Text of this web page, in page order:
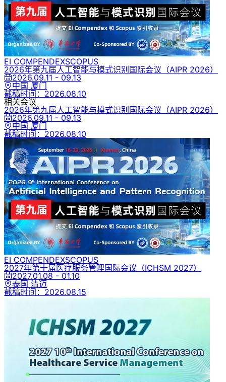
EI COMPENDEXSCOPUS
2026年第九届人工智能与模式识别国际会议 （AIPR 2026）
2026.09.11 - 09.13
中国 厦门
截稿时间： 2026.08.10
相关会议
2026年第九届人工智能与模式识别国际会议 （AIPR 2026）
2026.09.11 - 09.13
中国 厦门
截稿时间： 2026.08.10
EI COMPENDEXSCOPUS
2027年第十届医疗服务管理国际会议 （ICHSM 2027）
2027.01.08 - 01.10
泰国 清迈
截稿时间： 2026.08.15